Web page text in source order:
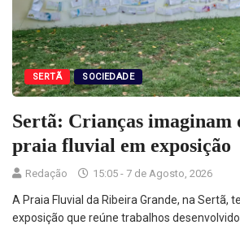
SERTÃ SOCIEDADE
Sertã: Crianças imaginam
praia fluvial em exposição
Redação 15:05 - 7 de Agosto, 2026
A Praia Fluvial da Ribeira Grande, na Sertã,
exposição que reúne trabalhos